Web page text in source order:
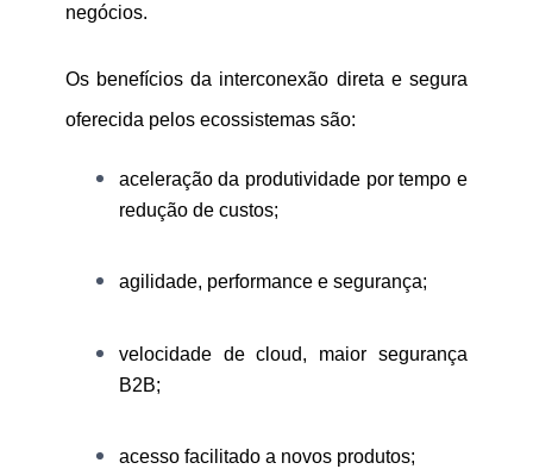
negócios.
Os benefícios da interconexão direta e segura
oferecida pelos ecossistemas são:
aceleração da produtividade por tempo e
redução de custos;
agilidade, performance e segurança;
velocidade de cloud, maior segurança
B2B;
acesso facilitado a novos produtos;